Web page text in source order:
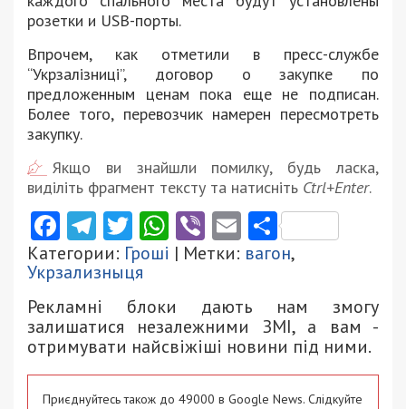
розетки и USB-порты.
Впрочем, как отметили в пресс-службе
“Укрзалізниці”, договор о закупке по
предложенным ценам пока еще не подписан.
Более того, перевозчик намерен пересмотреть
закупку.
Якщо ви знайшли помилку, будь ласка,
виділіть фрагмент тексту та натисніть Ctrl+Enter.
Facebook
Telegram
Twitter
WhatsApp
ViberEmail
Категории: Гроші | Метки: вагон,
Укрзализныця
Рекламні блоки дають нам змогу
залишатися незалежними ЗМІ, а вам -
отримувати найсвіжіші новини під ними.
Приєднуйтесь також до 49000 в Google News. Слідкуйте